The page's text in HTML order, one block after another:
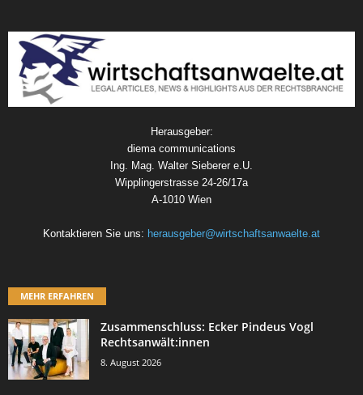
Herausgeber:
diema communications
Ing. Mag. Walter Sieberer e.U.
Wipplingerstrasse 24-26/17a
A-1010 Wien
Kontaktieren Sie uns: herausgeber@wirtschaftsanwaelte.at
MEHR ERFAHREN
Zusammenschluss: Ecker Pindeus Vogl
Rechtsanwält:innen
8. August 2026